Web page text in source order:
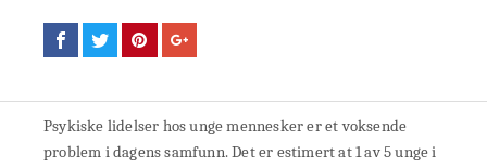
Psykiske lidelser hos unge mennesker er et voksende
problem i dagens samfunn. Det er estimert at 1 av 5 unge i